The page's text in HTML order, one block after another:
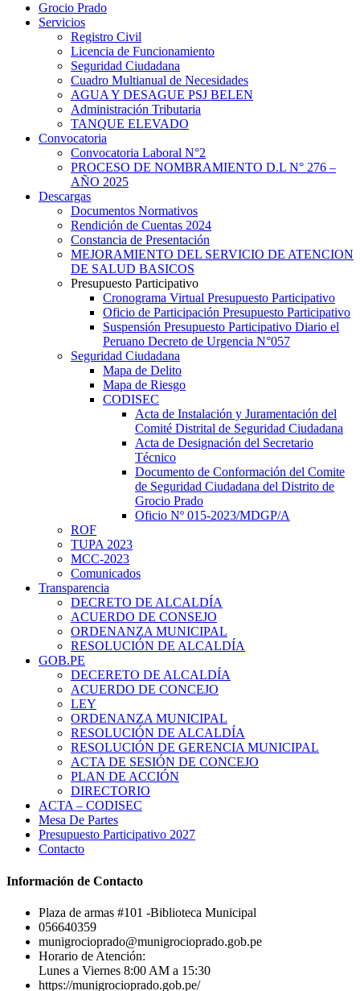
Grocio Prado
Servicios
Registro Civil
Licencia de Funcionamiento
Seguridad Ciudadana
Cuadro Multianual de Necesidades
AGUA Y DESAGUE PSJ BELEN
Administración Tributaria
TANQUE ELEVADO
Convocatoria
Convocatoria Laboral N°2
PROCESO DE NOMBRAMIENTO D.L N° 276 –
AÑO 2025
Descargas
Documentos Normativos
Rendición de Cuentas 2024
Constancia de Presentación
MEJORAMIENTO DEL SERVICIO DE ATENCION
DE SALUD BASICOS
Presupuesto Participativo
Cronograma Virtual Presupuesto Participativo
Oficio de Participación Presupuesto Participativo
Suspensión Presupuesto Participativo Diario el
Peruano Decreto de Urgencia N°057
Seguridad Ciudadana
Mapa de Delito
Mapa de Riesgo
CODISEC
Acta de Instalación y Juramentación del
Comité Distrital de Seguridad Ciudadana
Acta de Designación del Secretario
Técnico
Documento de Conformación del Comite
de Seguridad Ciudadana del Distrito de
Grocio Prado
Oficio Nº 015-2023/MDGP/A
ROF
TUPA 2023
MCC-2023
Comunicados
Transparencia
DECRETO DE ALCALDÍA
ACUERDO DE CONSEJO
ORDENANZA MUNICIPAL
RESOLUCIÓN DE ALCALDÍA
GOB.PE
DECERETO DE ALCALDÍA
ACUERDO DE CONCEJO
LEY
ORDENANZA MUNICIPAL
RESOLUCIÓN DE ALCALDÍA
RESOLUCIÓN DE GERENCIA MUNICIPAL
ACTA DE SESIÓN DE CONCEJO
PLAN DE ACCIÓN
DIRECTORIO
ACTA – CODISEC
Mesa De Partes
Presupuesto Participativo 2027
Contacto
Información de Contacto
Plaza de armas #101 -Biblioteca Municipal
056640359
munigrocioprado@munigrocioprado.gob.pe
Horario de Atención:
Lunes a Viernes 8:00 AM a 15:30
https://munigrocioprado.gob.pe/